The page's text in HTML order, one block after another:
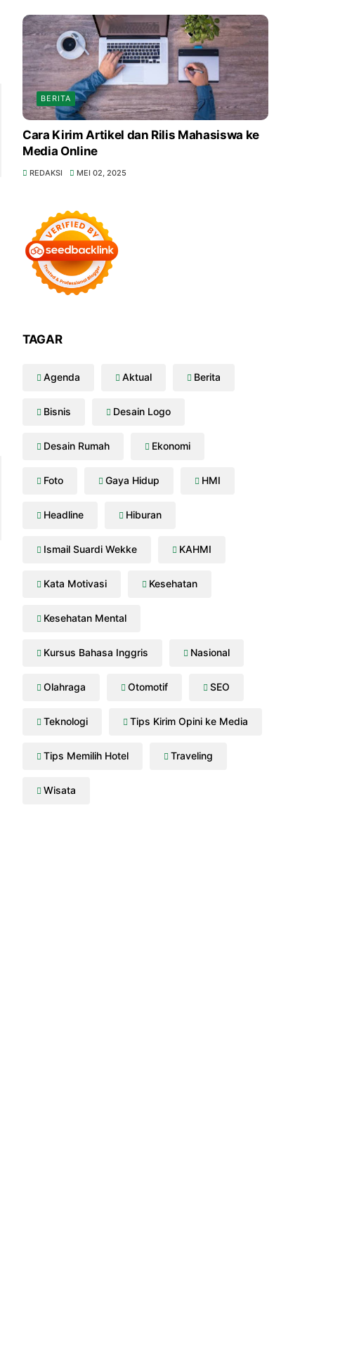
BERITA
Cara Kirim Artikel dan Rilis Mahasiswa ke
Media Online
REDAKSI MEI 02, 2025
TAGAR
Agenda Aktual Berita
Bisnis Desain Logo
Desain Rumah Ekonomi
Foto Gaya Hidup HMI
Headline Hiburan
Ismail Suardi Wekke KAHMI
Kata Motivasi Kesehatan
Kesehatan Mental
Kursus Bahasa Inggris Nasional
Olahraga Otomotif SEO
Teknologi Tips Kirim Opini ke Media
Tips Memilih Hotel Traveling
Wisata